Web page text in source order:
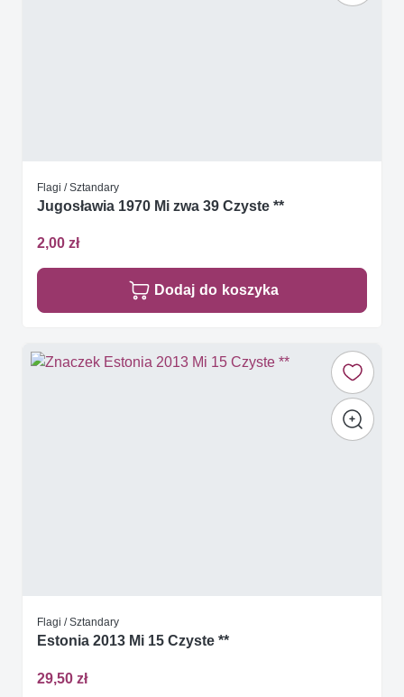
Flagi / Sztandary
Jugosławia 1970 Mi zwa 39 Czyste **
2,00 zł
Dodaj do koszyka
Flagi / Sztandary
Estonia 2013 Mi 15 Czyste **
29,50 zł